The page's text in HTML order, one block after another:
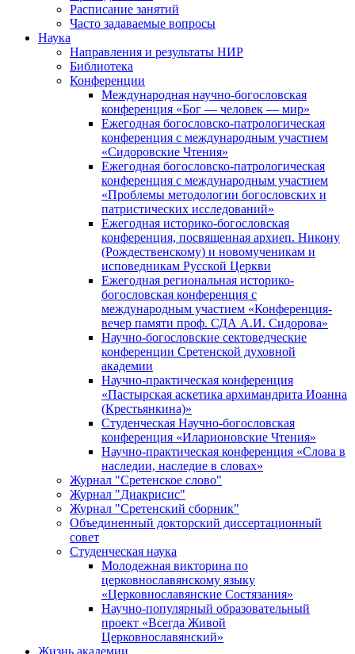
Расписание занятий
Часто задаваемые вопросы
Наука
Направления и результаты НИР
Библиотека
Конференции
Международная научно-богословская
конференция «Бог — человек — мир»
Ежегодная богословско-патрологическая
конференция с международным участием
«Сидоровские Чтения»
Ежегодная богословско-патрологическая
конференция с международным участием
«Проблемы методологии богословских и
патристических исследований»
Ежегодная историко-богословская
конференция, посвященная архиеп. Никону
(Рождественскому) и новомученикам и
исповедникам Русской Церкви
Ежегодная региональная историко-
богословская конференция с
международным участием «Конференция-
вечер памяти проф. СДА А.И. Сидорова»
Научно-богословские сектоведческие
конференции Сретенской духовной
академии
Научно-практическая конференция
«Пастырская аскетика архимандрита Иоанна
(Крестьянкина)»
Студенческая Научно-богословская
конференция «Иларионовские Чтения»
Научно-практическая конференция «Cлова в
наследии, наследие в словах»
Журнал "Сретенское слово"
Журнал "Диакрисис"
Журнал "Сретенский сборник"
Объединенный докторский диссертационный
совет
Студенческая наука
Молодежная викторина по
церковнославянскому языку
«Церковнославянские Состязания»
Научно-популярный образовательный
проект «Всегда Живой
Церковнославянский»
Жизнь академии